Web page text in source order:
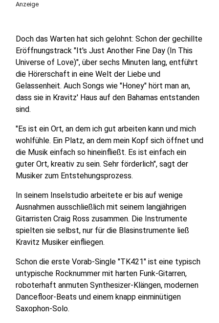
Anzeige
Doch das Warten hat sich gelohnt: Schon der gechillte
Eröffnungstrack "It's Just Another Fine Day (In This
Universe of Love)", über sechs Minuten lang, entführt
die Hörerschaft in eine Welt der Liebe und
Gelassenheit. Auch Songs wie "Honey" hört man an,
dass sie in Kravitz' Haus auf den Bahamas entstanden
sind.
"Es ist ein Ort, an dem ich gut arbeiten kann und mich
wohlfühle. Ein Platz, an dem mein Kopf sich öffnet und
die Musik einfach so hineinfließt. Es ist einfach ein
guter Ort, kreativ zu sein. Sehr förderlich", sagt der
Musiker zum Entstehungsprozess.
In seinem Inselstudio arbeitete er bis auf wenige
Ausnahmen ausschließlich mit seinem langjährigen
Gitarristen Craig Ross zusammen. Die Instrumente
spielten sie selbst, nur für die Blasinstrumente ließ
Kravitz Musiker einfliegen.
Schon die erste Vorab-Single "TK421" ist eine typisch
untypische Rocknummer mit harten Funk-Gitarren,
roboterhaft anmuten Synthesizer-Klängen, modernen
Dancefloor-Beats und einem knapp einminütigen
Saxophon-Solo.